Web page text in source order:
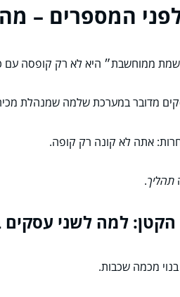
המספרים –
ממוחשבת״ היא לא רק קופסה עם
מדובר במערכת שלמה שמנהלת
אתה לא קונה רק קופה.
תהליך.
הקטן: למה לשני עסקים
מכמה שכבות.